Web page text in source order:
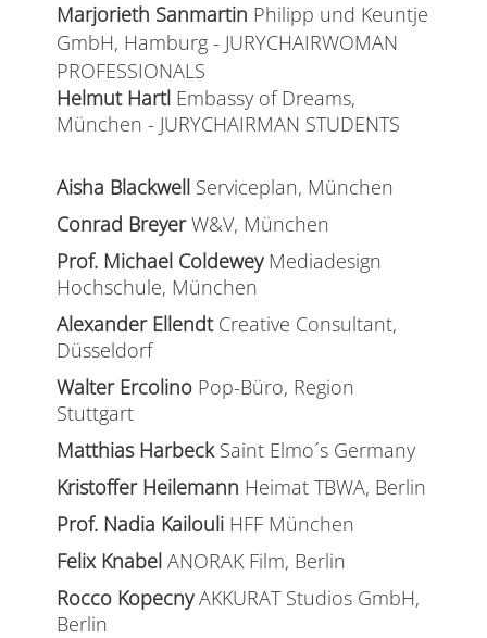
Marjorieth Sanmartin Philipp und Keuntje
GmbH, Hamburg - JURYCHAIRWOMAN
PROFESSIONALS
Helmut Hartl Embassy of Dreams,
München - JURYCHAIRMAN STUDENTS
Aisha Blackwell Serviceplan, München
Conrad BreyerW&V, München
Prof. Michael ColdeweyMediadesign
Hochschule, München
Alexander EllendtCreative Consultant,
Düsseldorf
Walter Ercolino Pop-Büro, Region
Stuttgart
Matthias HarbeckSaint Elmo´s Germany
Kristoffer Heilemann Heimat TBWA, Berlin
Prof. Nadia Kailouli HFF München
Felix Knabel ANORAK Film, Berlin
Rocco KopecnyAKKURAT Studios GmbH,
Berlin